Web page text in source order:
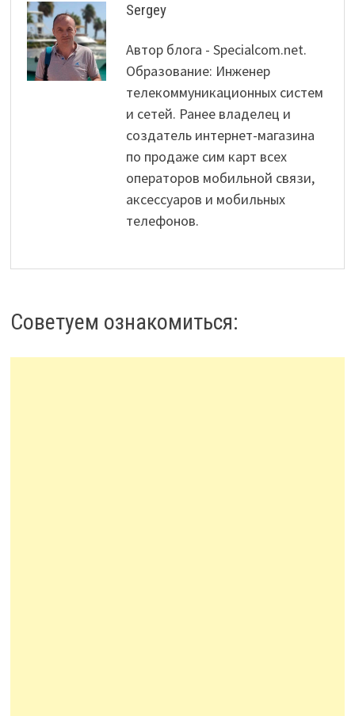
Sergey
Автор блога - Specialcom.net.
Образование: Инженер
телекоммуникационных систем
и сетей. Ранее владелец и
создатель интернет-магазина
по продаже сим карт всех
операторов мобильной связи,
аксессуаров и мобильных
телефонов.
Советуем ознакомиться: